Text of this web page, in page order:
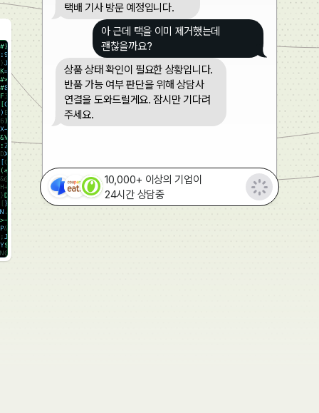
택배 기사 방문 예정입니다.
아 근데 택을 이미 제거했는데
괜찮을까요?
상품 상태 확인이 필요한 상황입니다.
반품 가능 여부 판단을 위해 상담사
연결을 도와드릴게요. 잠시만 기다려
주세요.
10,000+ 이상의 기업이
24시간 상담중